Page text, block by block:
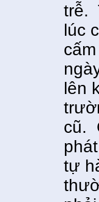
trễ.
lúc
lên
cũ.
tự